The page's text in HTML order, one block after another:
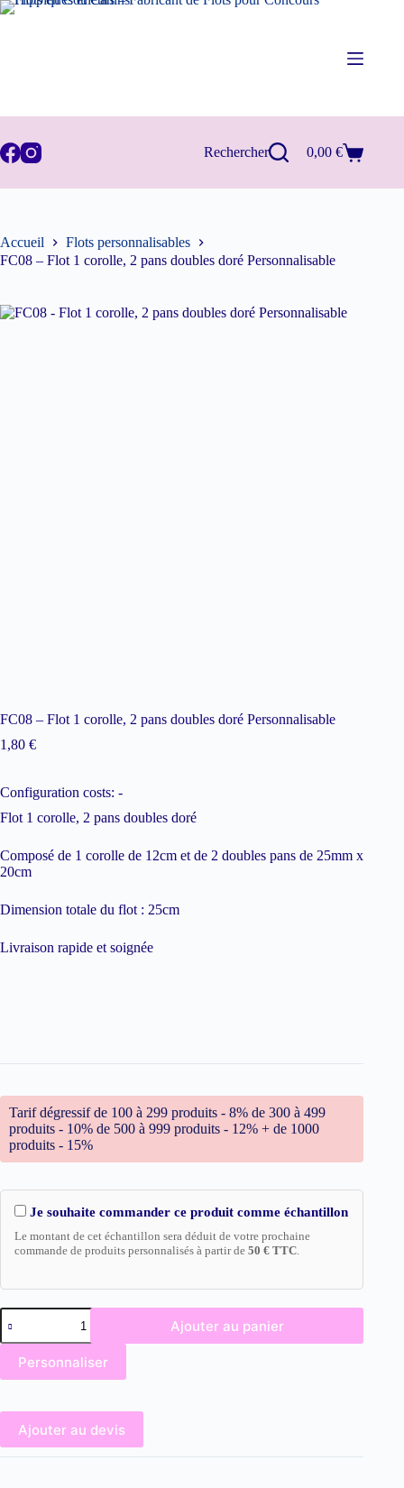
Passer
Rechercher
Panier
0,00€
Accueil
Flots personnalisables
FC08 – Flot 1 corolle, 2 pans doubles doré Personnalisable
FC08 – Flot 1 corolle, 2 pans doubles doré Personnalisable
1,80 €
Configuration costs: -
Flot 1 corolle, 2 pans doubles doré
Composé de 1 corolle de 12cm et de 2 doubles pans de 25mm x
20cm
Dimension totale du flot : 25cm
Livraison rapide et soignée
Tarif dégressif de 100 à 299 produits - 8% de 300 à 499
produits - 10% de 500 à 999 produits - 12% + de 1000
produits - 15%
Je souhaite commander ce produit comme échantillon
Le montant de cet échantillon sera déduit de votre prochaine
commande de produits personnalisés à partir de 50 € TTC
quantité
de
FC08
Flot
pans
doubles
Ajouter au panier
Press
Configure
to
enter
the
Personnaliser
Ajouter au devis